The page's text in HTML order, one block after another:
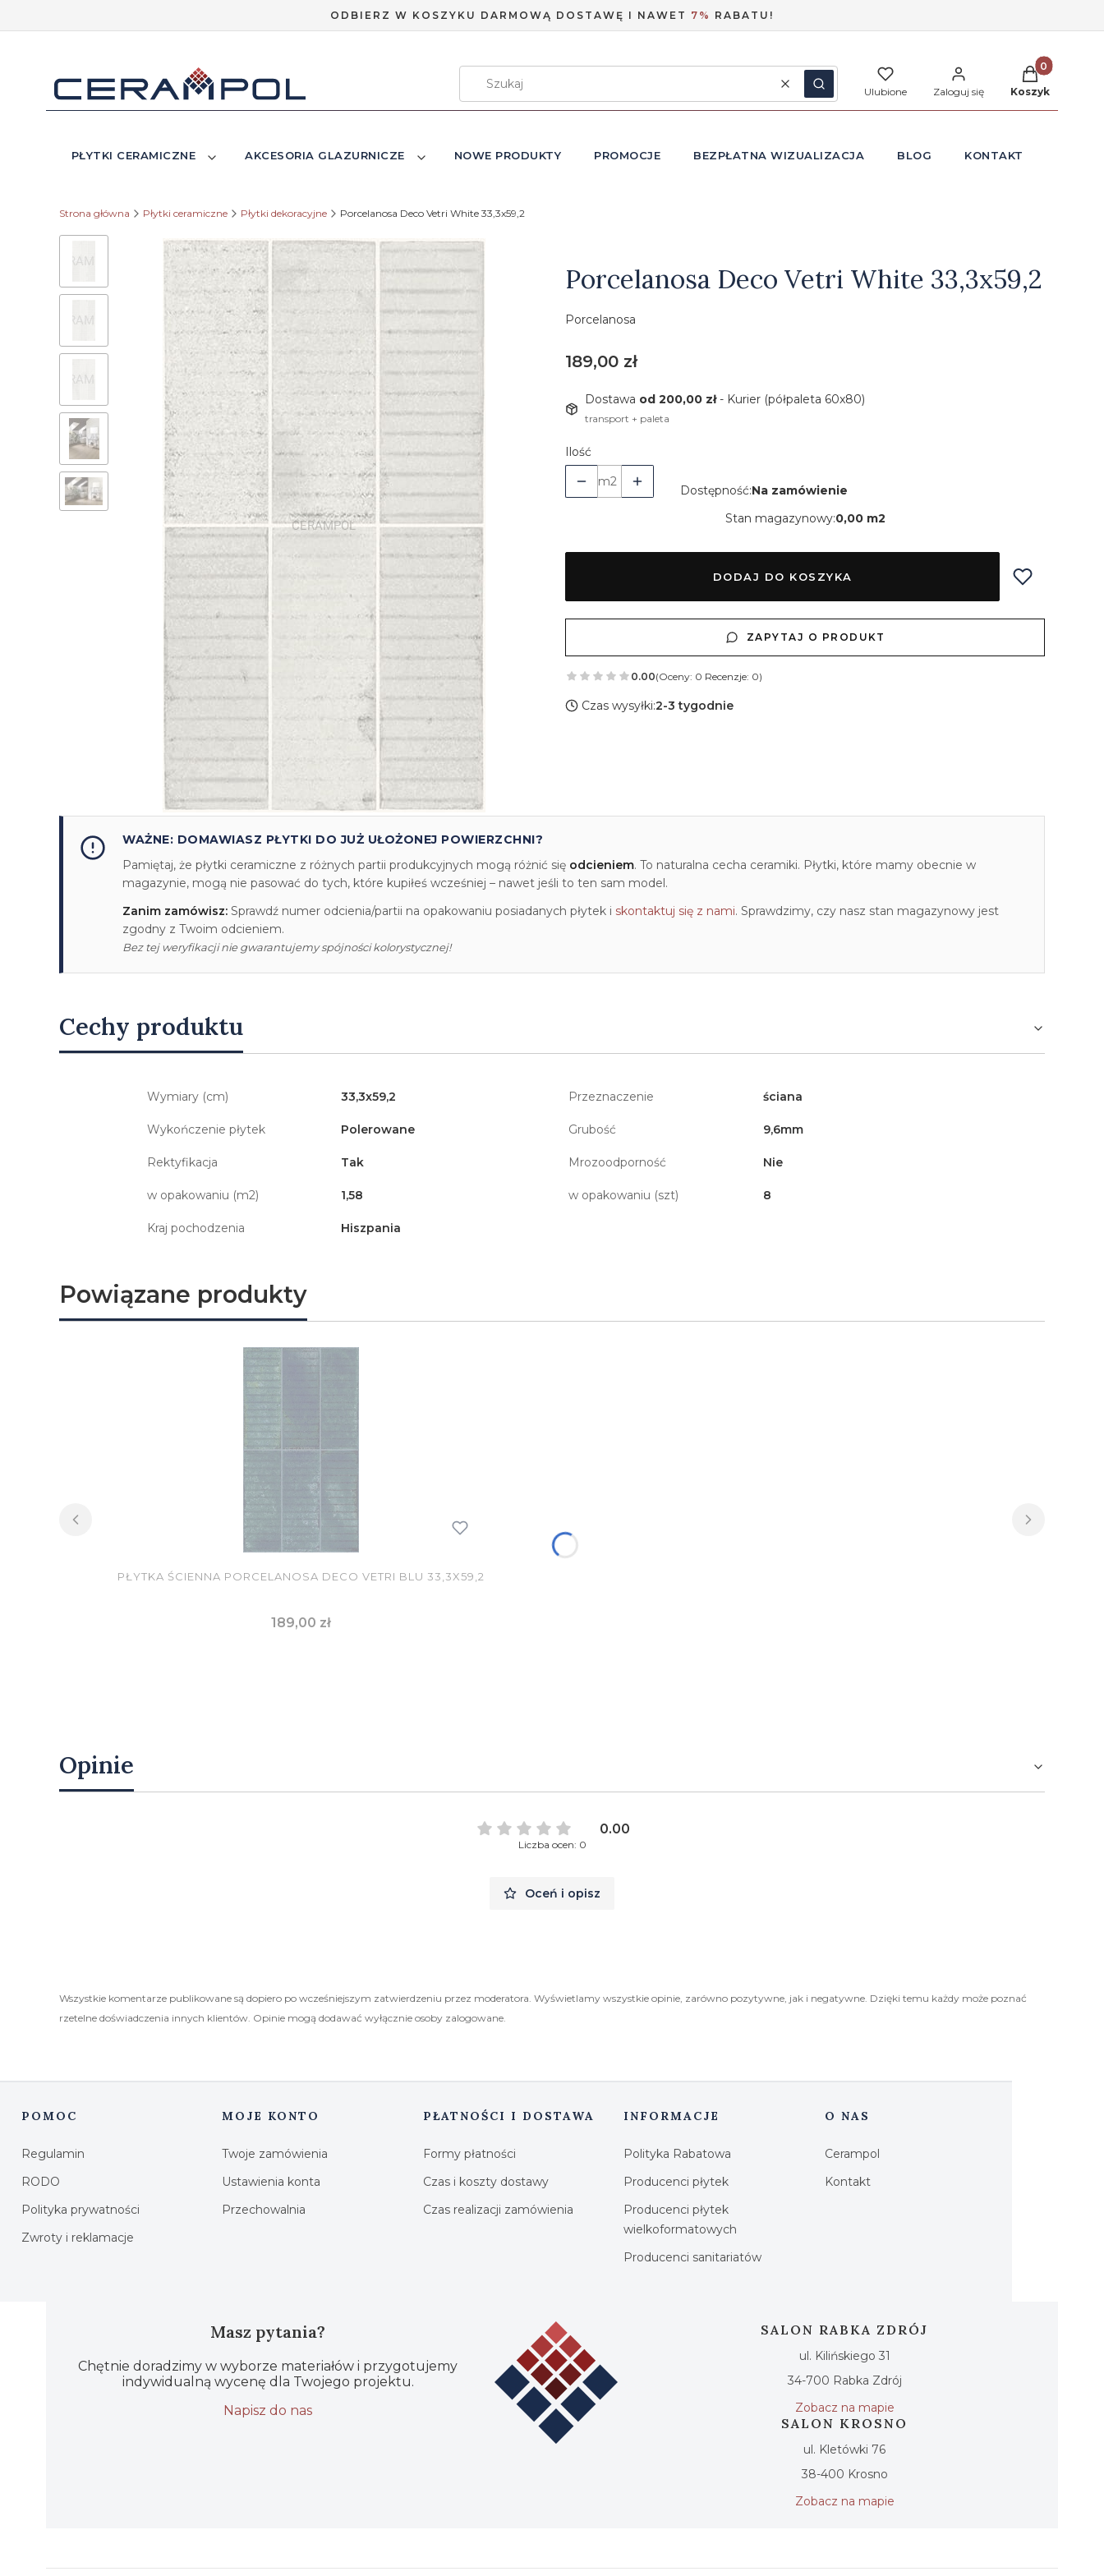
ODBIERZ W KOSZYKU DARMOWĄ DOSTAWĘ I NAWET 7% RABATU!
WyczyśćSzukaj Ulubione Zaloguj się
Produkty w
Koszyk
PŁYTKI CERAMICZNE AKCESORIA GLAZURNICZE NOWE PRODUKTY PROMOCJE BEZPŁATNA WIZUALIZACJA BLOG KONTAKT
Strona główna Płytki ceramiczne Płytki dekoracyjne Porcelanosa Deco Vetri White 33,3x59,2
Porcelanosa Deco Vetri White 33,3x59,2
Porcelanosa
Cena
189,00 zł
Dostawa od 200,00 zł- Kurier (półpaleta 60x80)
transport + paleta
Ilość
m2
Dostępność:Na zamówienie
Stan magazynowy:0,00 m2
DODAJ DO KOSZYKA
ZAPYTAJ O PRODUKT
0.00(Oceny: 0 Recenzje: 0)
Czas wysyłki:2-3 tygodnie
WAŻNE: DOMAWIASZ PŁYTKI DO JUŻ UŁOŻONEJ POWIERZCHNI?
Pamiętaj, że płytki ceramiczne z różnych partii produkcyjnych mogą różnić się odcieniem. To naturalna cecha ceramiki. Płytki, które mamy obecnie w
magazynie, mogą nie pasować do tych, które kupiłeś wcześniej – nawet jeśli to ten sam model.
Zanim zamówisz: Sprawdź numer odcienia/partii na opakowaniu posiadanych płytek i skontaktuj się z nami. Sprawdzimy, czy nasz stan magazynowy jest
zgodny z Twoim odcieniem.
Bez tej weryfikacji nie gwarantujemy spójności kolorystycznej!
Cechy produktu
Wymiary (cm) 33,3x59,2 Przeznaczenie ściana
Wykończenie płytek Polerowane Grubość 9,6mm
Rektyfikacja Tak Mrozoodporność Nie
w opakowaniu (m2) 1,58 w opakowaniu (szt) 8
Kraj pochodzenia Hiszpania
Powiązane produkty
PŁYTKA ŚCIENNA PORCELANOSA DECO VETRI BLU 33,3X59,2
Cena
189,00 zł
Opinie
0.00
Liczba ocen: 0
Oceń i opisz
Wszystkie komentarze publikowane są dopiero po wcześniejszym zatwierdzeniu przez moderatora. Wyświetlamy wszystkie opinie, zarówno pozytywne, jak i negatywne. Dzięki temu każdy może poznać
rzetelne doświadczenia innych klientów. Opinie mogą dodawać wyłącznie osoby zalogowane.
Linki w stopce
POMOC
Regulamin
RODO
Polityka prywatności
Zwroty i reklamacje
MOJE KONTO
Twoje zamówienia
Ustawienia konta
Przechowalnia
PŁATNOŚCI I DOSTAWA
Formy płatności
Czas i koszty dostawy
Czas realizacji zamówienia
INFORMACJE
Polityka Rabatowa
Producenci płytek
Producenci płytek
wielkoformatowych
Producenci sanitariatów
O NAS
Cerampol
Kontakt
Masz pytania?
Chętnie doradzimy w wyborze materiałów i przygotujemy
indywidualną wycenę dla Twojego projektu.
Napisz do nas
SALON RABKA ZDRÓJ
ul. Kilińskiego 31
34-700 Rabka Zdrój
Zobacz na mapie
SALON KROSNO
ul. Kletówki 76
38-400 Krosno
Zobacz na mapie